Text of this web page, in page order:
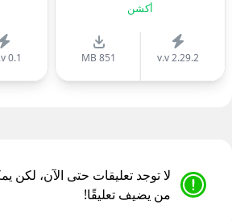
أكشن
v.v 2.29.2
851 MB
0.1...
لا توجد تعليقات حتى الآن، لكن
من يضيف تعليقًا!